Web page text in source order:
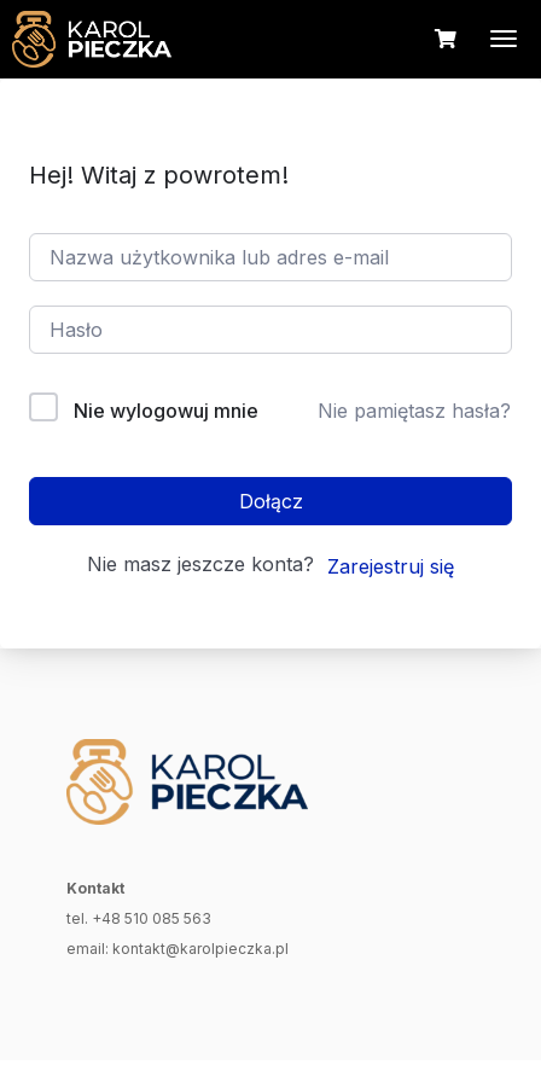
Hej! Witaj z powrotem!
Nie wylogowuj mnie Nie pamiętasz hasła?
Dołącz
Nie masz jeszcze konta? Zarejestruj się
Kontakt
tel. +48 510 085 563
email: kontakt@karolpieczka.pl